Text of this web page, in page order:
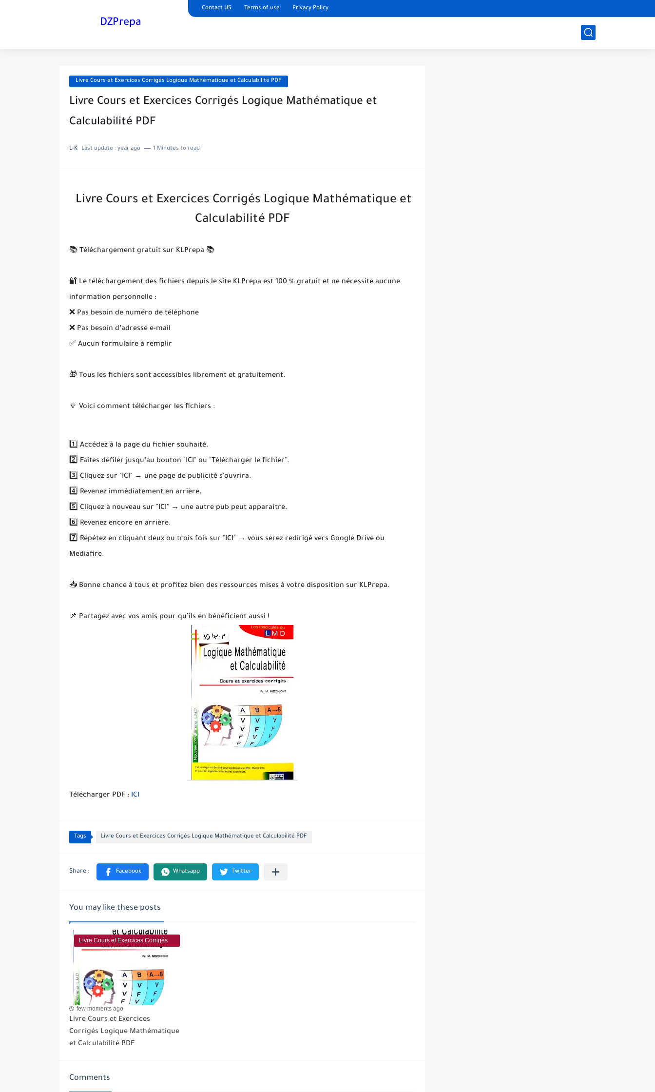
Contact US Terms of use Privacy Policy
DZPrepa
Livre Cours et Exercices Corrigés Logique Mathématique et Calculabilité PDF
Livre Cours et Exercices Corrigés Logique Mathématique et
Calculabilité PDF
L-K Last update : year ago 1 Minutes to read
Livre Cours et Exercices Corrigés Logique Mathématique et
Calculabilité PDF
📚 Téléchargement gratuit sur KLPrepa 📚
🔐 Le téléchargement des fichiers depuis le site KLPrepa est 100 % gratuit et ne nécessite aucune
information personnelle :
❌ Pas besoin de numéro de téléphone
❌ Pas besoin d’adresse e-mail
✅ Aucun formulaire à remplir
🎁 Tous les fichiers sont accessibles librement et gratuitement.
🔽 Voici comment télécharger les fichiers :
1️⃣ Accédez à la page du fichier souhaité.
2️⃣ Faites défiler jusqu’au bouton "ICI" ou "Télécharger le fichier".
3️⃣ Cliquez sur "ICI" → une page de publicité s’ouvrira.
4️⃣ Revenez immédiatement en arrière.
5️⃣ Cliquez à nouveau sur "ICI" → une autre pub peut apparaître.
6️⃣ Revenez encore en arrière.
7️⃣ Répétez en cliquant deux ou trois fois sur "ICI" → vous serez redirigé vers Google Drive ou
Mediafire.
📥 Bonne chance à tous et profitez bien des ressources mises à votre disposition sur KLPrepa.
📌 Partagez avec vos amis pour qu’ils en bénéficient aussi !
Télécharger PDF : ICI
Tags Livre Cours et Exercices Corrigés Logique Mathématique et Calculabilité PDF
You may like these posts
Livre Cours et Exercices Corrigés
Logique Mathématique et
few moments ago
Livre Cours et Exercices
Corrigés Logique Mathématique
et Calculabilité PDF
Comments